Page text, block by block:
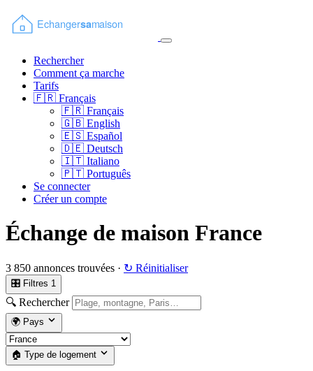
Rechercher
Comment ça marche
Tarifs
🇫🇷 Français
🇫🇷 Français
🇬🇧 English
🇪🇸 Español
🇩🇪 Deutsch
🇮🇹 Italiano
🇵🇹 Português
Se connecter
Créer un compte
Échange de maison France
3 850 annonces trouvées · ↻ Réinitialiser
🎛 Filtres 1
🔍 Rechercher
🌍 Pays
🏠 Type de logement